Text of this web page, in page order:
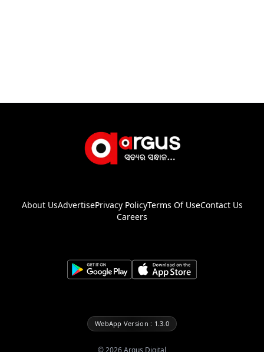
About UsAdvertisePrivacy PolicyTerms Of UseContact Us
Careers
WebApp Version : 1.3.0
© 2026Argus Digital